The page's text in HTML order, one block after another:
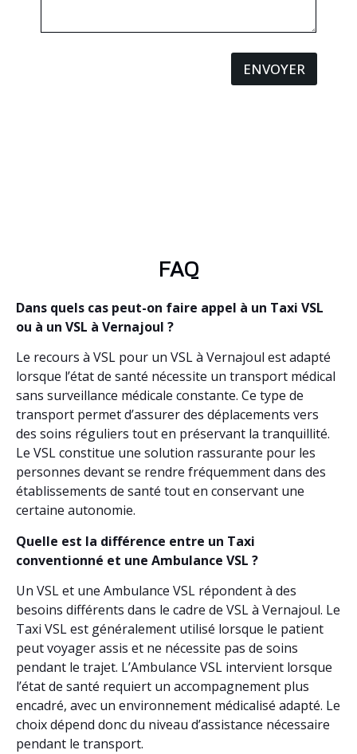
ENVOYER
FAQ
Dans quels cas peut-on faire appel à un Taxi VSL
ou à un VSL à Vernajoul ?
Le recours à VSL pour un VSL à Vernajoul est adapté
lorsque l’état de santé nécessite un transport médical
sans surveillance médicale constante. Ce type de
transport permet d’assurer des déplacements vers
des soins réguliers tout en préservant la tranquillité.
Le VSL constitue une solution rassurante pour les
personnes devant se rendre fréquemment dans des
établissements de santé tout en conservant une
certaine autonomie.
Quelle est la différence entre un Taxi
conventionné et une Ambulance VSL ?
Un VSL et une Ambulance VSL répondent à des
besoins différents dans le cadre de VSL à Vernajoul. Le
Taxi VSL est généralement utilisé lorsque le patient
peut voyager assis et ne nécessite pas de soins
pendant le trajet. L’Ambulance VSL intervient lorsque
l’état de santé requiert un accompagnement plus
encadré, avec un environnement médicalisé adapté. Le
choix dépend donc du niveau d’assistance nécessaire
pendant le transport.